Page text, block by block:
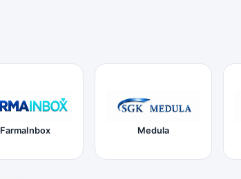
FarmaInbox Medula